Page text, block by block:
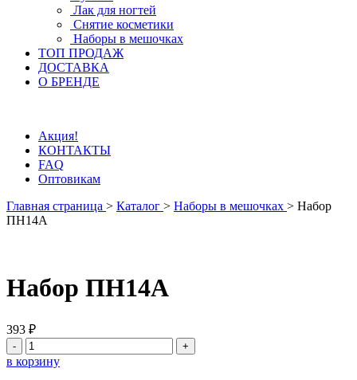
Лак для ногтей
Снятие косметики
Наборы в мешочках
ТОП ПРОДАЖ
ДОСТАВКА
О БРЕНДЕ
Акция!
КОНТАКТЫ
FAQ
Оптовикам
Главная страница > Каталог > Наборы в мешочках > Набор
ПН14А
Набор ПН14А
393 ₽
- +
в корзину